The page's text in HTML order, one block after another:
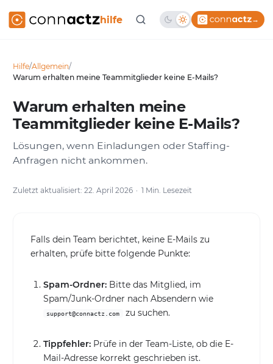
hilfe →
Hilfe/Allgemein/
Warum erhalten meine Teammitglieder keine E-Mails?
Warum erhalten meine
Teammitglieder keine E-Mails?
Lösungen, wenn Einladungen oder Staffing-
Anfragen nicht ankommen.
Zuletzt aktualisiert: 22. April 2026 1 Min. Lesezeit
Falls dein Team berichtet, keine E-Mails zu
erhalten, prüfe bitte folgende Punkte:
Spam-Ordner: Bitte das Mitglied, im
Spam/Junk-Ordner nach Absendern wie
support@connactz.com zu suchen.
Tippfehler: Prüfe in der Team-Liste, ob die E-
Mail-Adresse korrekt geschrieben ist.